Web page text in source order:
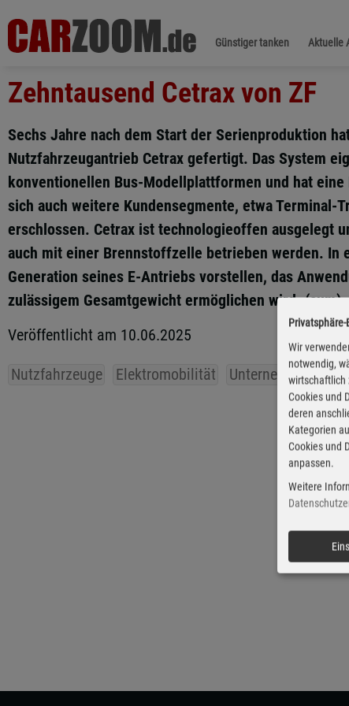
Günstiger tanken Aktuelle
Zehntausend Cetrax von ZF
Sechs Jahre nach dem Start der Serienproduktion
Nutzfahrzeugantrieb Cetrax gefertigt. Das System
konventionellen Bus-Modellplattformen und hat
sich auch weitere Kundensegmente, etwa Terminal-
erschlossen. Cetrax ist technologieoffen ausgelegt
auch mit einer Brennstoffzelle betrieben werden. In
Generation seines E-Antriebs vorstellen, das
zulässigem Gesamtgewicht ermöglichen wird. (aum)
Veröffentlicht am 10.06.2025
Nutzfahrzeuge Elektromobilität Unternehmen ZF
Wir
notwendig,
wirtschaftlich
Cookies und
deren
Kategorien
Cookies und
anpassen.
Weitere